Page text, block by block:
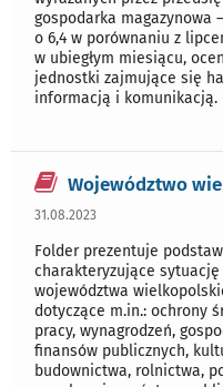
gospodarka magazynowa
o 6,4 w porównaniu z
w ubiegłym miesiącu,
jednostki zajmujące się
informacją i komunikacją.
Województwo
31.08.2023
Folder prezentuje
charakteryzujące sytuację
województwa
dotyczące m.in.: ochrony
pracy, wynagrodzeń,
finansów publicznych,
budownictwa, rolnictwa,